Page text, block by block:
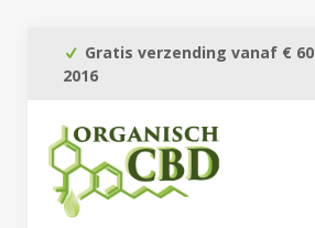
Gratis verzending vanaf € 60
2016